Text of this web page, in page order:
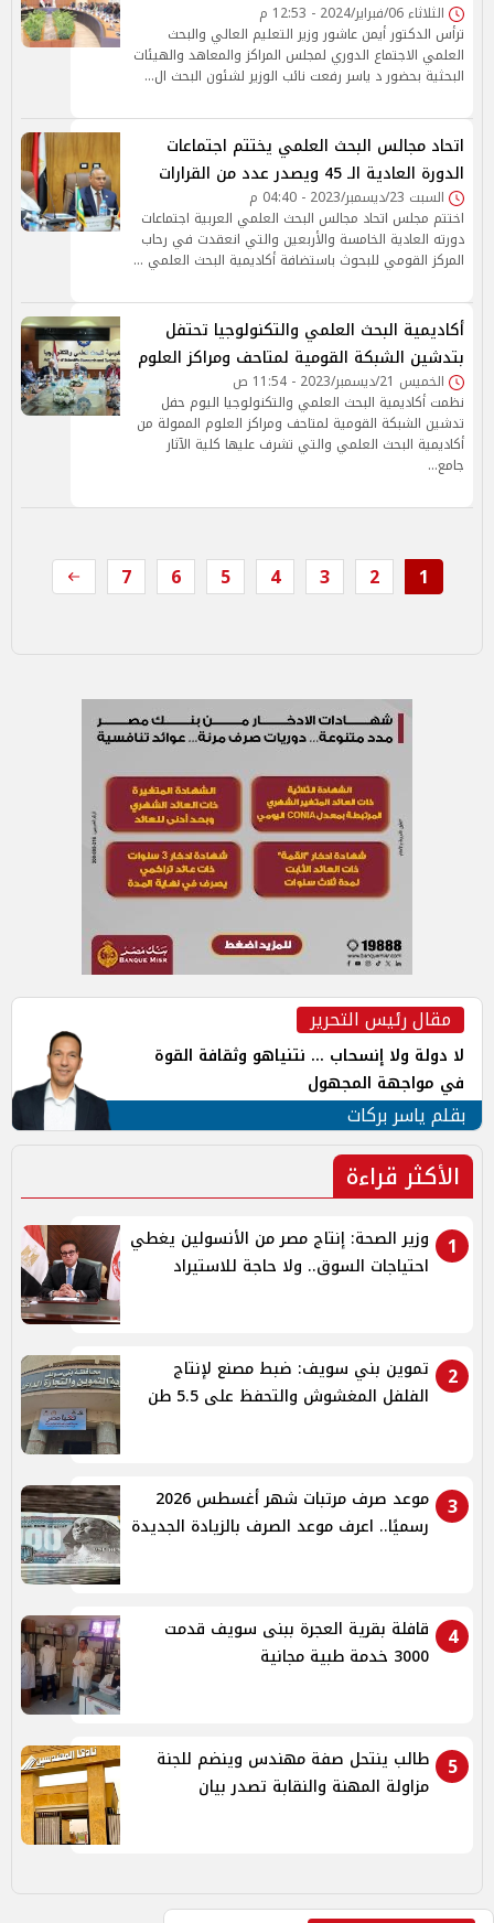
الثلاثاء 06/فبراير/2024 - 12:53 م
ترأس الدكتور أيمن عاشور وزير التعليم العالي والبحث
العلمي الاجتماع الدوري لمجلس المراكز والمعاهد والهيئات
البحثية بحضور د ياسر رفعت نائب الوزير لشئون البحث ال…
اتحاد مجالس البحث العلمي يختتم اجتماعات
الدورة العادية الـ 45 ويصدر عدد من القرارات
السبت 23/ديسمبر/2023 - 04:40 م
اختتم مجلس اتحاد مجالس البحث العلمي العربية اجتماعات
دورته العادية الخامسة والأربعين والتي انعقدت في رحاب
المركز القومي للبحوث باستضافة أكاديمية البحث العلمي …
أكاديمية البحث العلمي والتكنولوجيا تحتفل
بتدشين الشبكة القومية لمتاحف ومراكز العلوم
الخميس 21/ديسمبر/2023 - 11:54 ص
نظمت أكاديمية البحث العلمي والتكنولوجيا اليوم حفل
تدشين الشبكة القومية لمتاحف ومراكز العلوم الممولة من
أكاديمية البحث العلمي والتي تشرف عليها كلية الآثار
جامع…
1
2
3
4
5
6
7
مقال رئيس التحرير
لا دولة ولا إنسحاب ... نتنياهو وثقافة القوة
في مواجهة المجهول
بقلم ياسر بركات
الأكثر قراءة
1
وزير الصحة: إنتاج مصر من الأنسولين يغطي
احتياجات السوق.. ولا حاجة للاستيراد
2
تموين بني سويف: ضبط مصنع لإنتاج
الفلفل المغشوش والتحفظ على 5.5 طن
3
موعد صرف مرتبات شهر أغسطس 2026
رسميًا.. اعرف موعد الصرف بالزيادة الجديدة
4
قافلة بقرية العجرة ببنى سويف قدمت
3000 خدمة طبية مجانية
5
طالب ينتحل صفة مهندس وينضم للجنة
مزاولة المهنة والنقابة تصدر بيان